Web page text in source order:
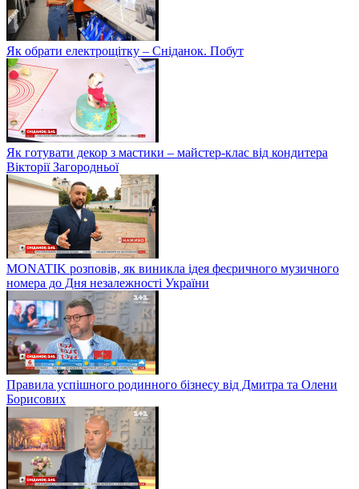
Як обрати електрощітку – Сніданок. Побут
Як готувати декор з мастики – майстер-клас від кондитера
Вікторії Загородньої
MONATIK розповів, як виникла ідея феєричного музичного
номера до Дня незалежності України
Правила успішного родинного бізнесу від Дмитра та Олени
Борисових